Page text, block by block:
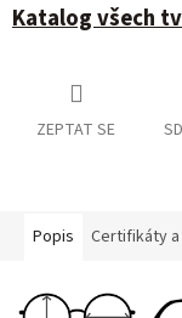
Katalog všech
ZEPTAT SE
Popis Certifikáty